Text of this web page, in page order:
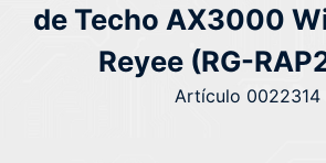
de Techo AX3000
Reyee (RG-
Artículo 0022314